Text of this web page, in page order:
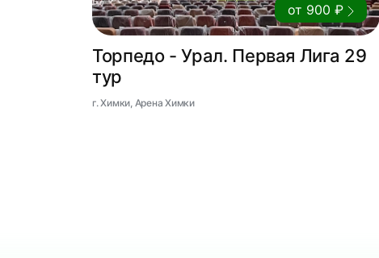
от 900 ₽
Торпедо - Урал. Первая Лига 29
тур
г. Химки, Арена Химки